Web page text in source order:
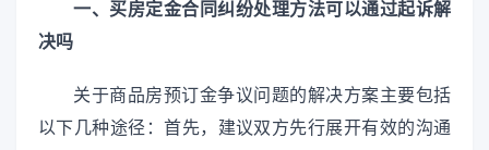
一、买房定金合同纠纷处理方法可以通过起诉解
决吗
关于商品房预订金争议问题的解决方案主要包括
以下几种途径：首先，建议双方先行展开有效的沟通